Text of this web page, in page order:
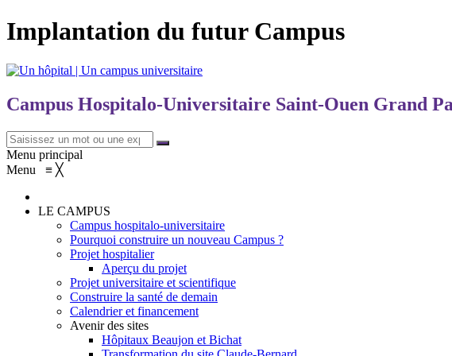
Implantation du futur Campus
Campus Hospitalo-Universitaire Saint-Ouen Grand
Menu principal
Menu ≡ ╳
LE CAMPUS
Campus hospitalo-universitaire
Pourquoi construire un nouveau Campus ?
Projet hospitalier
Aperçu du projet
Projet universitaire et scientifique
Construire la santé de demain
Calendrier et financement
Avenir des sites
Hôpitaux Beaujon et Bichat